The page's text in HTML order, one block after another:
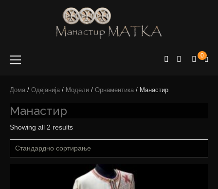
Matka
0
Дома / Одејанија / Модели / Орнаментика / Манастир
Манастир
Showing all 2 results